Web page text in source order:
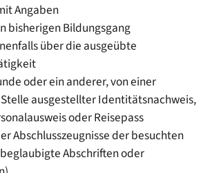
Angaben
bisherigen Bildungsgang
über die ausgeübte
oder ein anderer, von einer
ausgestellter Identitätsnachweis,
oder Reisepass
Abschlusszeugnisse der besuchten
Abschriften oder